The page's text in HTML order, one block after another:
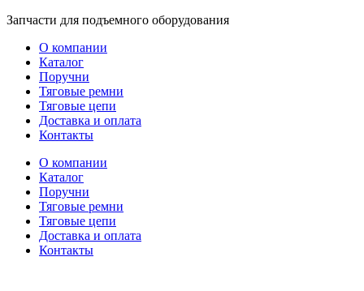
Перейти
содержимому
Запчасти для подъемного оборудования
О компании
Каталог
Поручни
Тяговые ремни
Тяговые цепи
Доставка и оплата
Контакты
О компании
Каталог
Поручни
Тяговые ремни
Тяговые цепи
Доставка и оплата
Контакты